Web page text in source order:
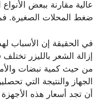
عالية مقارنة ببعض الأنواع
ضغط المحلات الصغيرة.
في الحقيقة إن الأسباب
إزالة الشعر بالليزر
من حيث كمية نبضات
الجهاز والنتيجة التي
أن تجد أسعار هذه الأجهزة